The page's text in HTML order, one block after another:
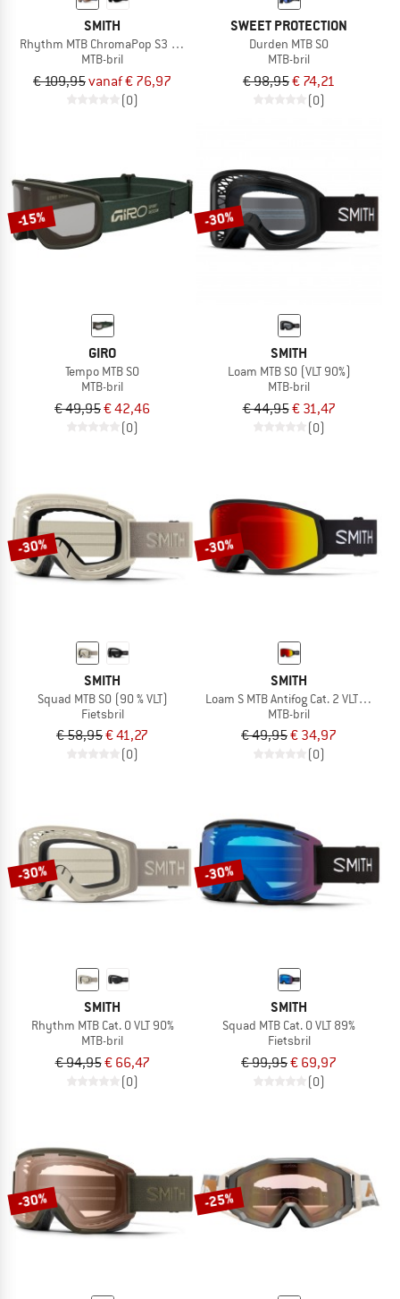
SMITH
Rhythm MTB ChromaPop S3 + Clear S0
MTB-bril
€ 109,95vanaf € 76,97
(0)
SWEET PROTECTION
Durden MTB S0
MTB-bril
€ 98,95€ 74,21
(0)
-15%
GIRO
Tempo MTB S0
MTB-bril
€ 49,95€ 42,46
(0)
-30%
SMITH
Loam MTB S0 (VLT 90%)
MTB-bril
€ 44,95€ 31,47
(0)
-30%
SMITH
Squad MTB S0 (90 % VLT)
Fietsbril
€ 58,95€ 41,27
(0)
-30%
SMITH
Loam S MTB Antifog Cat. 2 VLT 25%
MTB-bril
€ 49,95€ 34,97
(0)
-30%
SMITH
Rhythm MTB Cat. 0 VLT 90%
MTB-bril
€ 94,95€ 66,47
(0)
-30%
SMITH
Squad MTB Cat. 0 VLT 89%
Fietsbril
€ 99,95€ 69,97
(0)
-30% -25%